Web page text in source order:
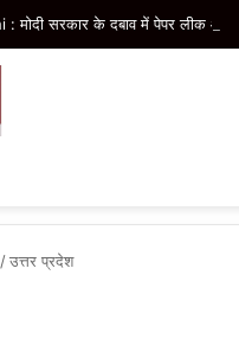
/उत्तर प्रदेश